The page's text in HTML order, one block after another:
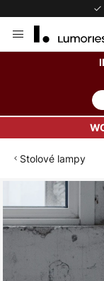
to
Stolové lampy
Preskočiť
na
koniec
obrázkov